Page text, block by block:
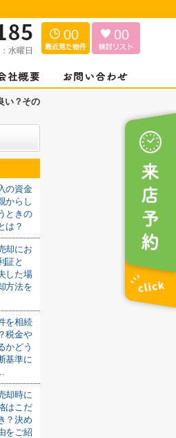
水曜日
00 00
い？その
の資金
からし
ときの
は？
却にお
証と
した場
方法を
を相続
税金や
かどう
基準に
却時に
はこだ
？決め
をご紹